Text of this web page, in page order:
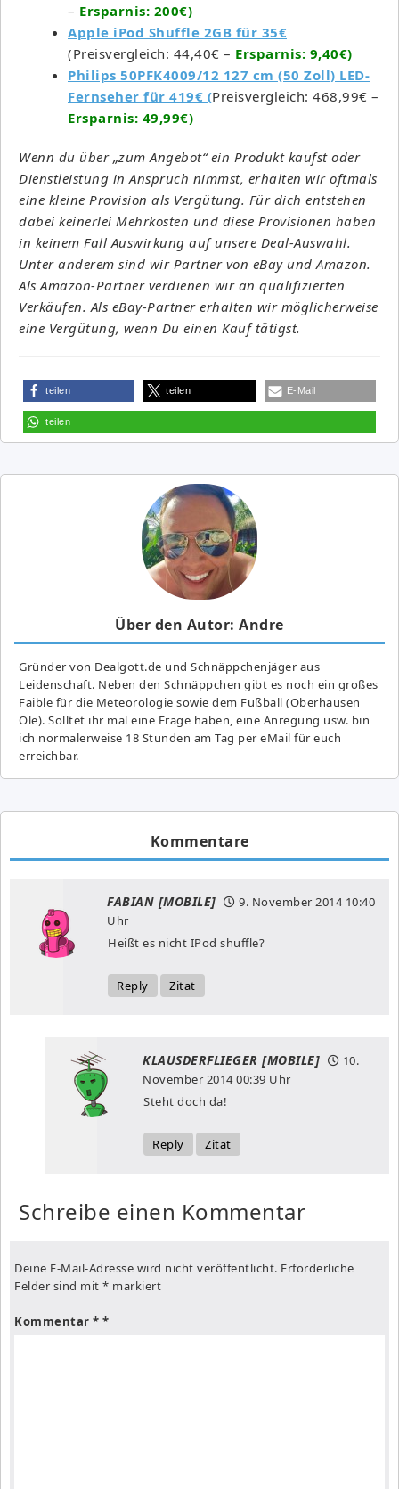
– Ersparnis: 200€)
Apple iPod Shuffle 2GB für 35€
(Preisvergleich: 44,40€ – Ersparnis: 9,40€)
Phi­lips 50PFK4009/12 127 cm (50 Zoll) LED-
Fern­se­her für 419€ (Preisvergleich: 468,99€ –
Ersparnis: 49,99€)
Wenn du über „zum Angebot“ ein Produkt kaufst oder
Dienstleistung in Anspruch nimmst, erhalten wir oftmals
eine kleine Provision als Vergütung. Für dich entstehen
dabei keinerlei Mehrkosten und diese Provisionen haben
in keinem Fall Auswirkung auf unsere Deal-Auswahl.
Unter anderem sind wir Partner von eBay und Amazon.
Als Amazon-Partner verdienen wir an qualifizierten
Verkäufen. Als eBay-Partner erhalten wir möglicherweise
eine Vergütung, wenn Du einen Kauf tätigst.
teilen teilen E-Mail
teilen
Über den Autor: Andre
Gründer von Dealgott.de und Schnäppchenjäger aus
Leidenschaft. Neben den Schnäppchen gibt es noch ein großes
Fai­ble für die Meteorologie sowie dem Fußball (Oberhausen
Ole). Solltet ihr mal eine Frage haben, eine Anregung usw. bin
ich normalerweise 18 Stunden am Tag per eMail für euch
erreichbar.
Kommentare
FABIAN [MOBILE] 9. November 201410:40
Uhr
Heißt es nicht IPod shuffle?
Reply Zitat
KLAUSDERFLIEGER [MOBILE]
10.
November 201400:39 Uhr
Steht doch da!
Reply Zitat
Schreibe einen Kommentar
Deine E-Mail-Adresse wird nicht veröffentlicht. Erforderliche
Felder sind mit * markiert
Kommentar *